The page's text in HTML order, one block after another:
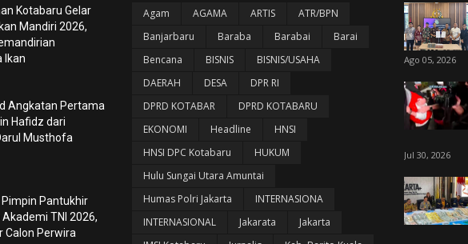
Kotabaru Gelar
Mandiri 2026,
Ikan
Angkatan Pertama
Hafidz dari
Musthofa
Pimpin Pantukhir
TNI 2026,
Calon Perwira
Agam AGAMA ARTIS
ATR/BPN
Banjarbaru
Baraba Barabai
Barai
Bencana
BISNIS
BISNIS/USAHA
DAERAH
DESA
DPR RI
DPRD KOTABAR
DPRD KOTABARU
EKONOMI
Headline
HNSI
HNSI DPC Kotabaru
HUKUM
Hulu Sungai Utara Amuntai
Humas Polri Jakarta
INTERNASIONA
INTERNASIONAL
Jakarata
Jakarta
Ago 05, 2026
Jul 30, 2026